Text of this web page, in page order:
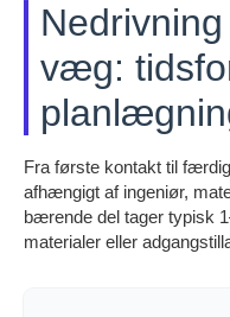
væg:
Fra første kontakt til
afhængigt af ingeniør,
bærende del tager typisk
materialer eller